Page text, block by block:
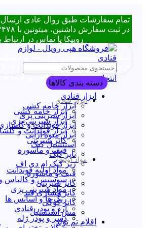
تمام سفارشات طبق روال عادی
روبیکا یا تماس در ارتباط
تمام سفارشات طبق روال عادی
روبیکا یا تماس در ارتباطانتخاب دسته بندی
ابزار قنادی
ابزار خامه کشی
ابزار شیرینی پزی
ابزار فوندانت و
ابزار میوه آرایی
استنسیل کیک
تاپر کیک
زیر کیک ام دی اف
قیف و ماسوره
کاتر شیرینی
کاتر فشاری قند
کاتر کوکی
مش استنسیل
اقلام تم تولد
دسته بندی کالاها
ابزار قنادی
ابزار خامه کشی
ابزار شیرینی پزی
ابزار فوندانت و
کاتر شیرینی
قیف و ماسوره
مواد اولیه
مواد اولیه فوندانت
سوسیس و کالباس و
مواد شیرینی پزی
رنگ ها و اسانس ها
آرد و پودر قنادی
دسر و پودر ژله